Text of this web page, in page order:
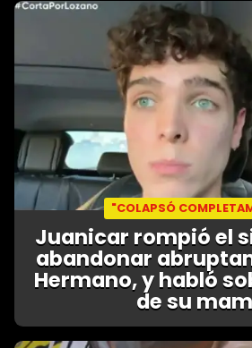
"COLAPSÓ
Juanicar rompió el
abandonar
Hermano, y habló
de su